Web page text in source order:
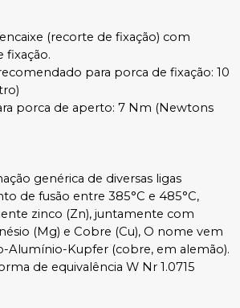
(recorte de fixação) com
fixação.
para porca de fixação: 10
porca de aperto: 7 Nm (Newtons
genérica de diversas ligas
de fusão entre 385°C e 485°C,
zinco (Zn), juntamente com
(Mg) e Cobre (Cu), O nome vem
Alumínio-Kupfer (cobre, em alemão).
de equivalência W Nr 1.0715